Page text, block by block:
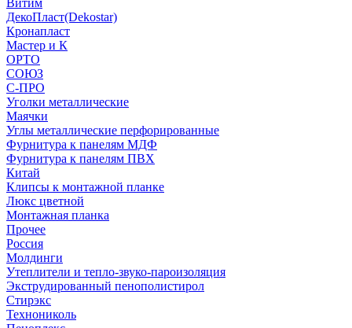
Витим
ДекоПласт(Dekostar)
Кронапласт
Мастер и К
ОРТО
СОЮЗ
С-ПРО
Уголки металлические
Маячки
Углы металлические перфорированные
Фурнитура к панелям МДФ
Фурнитура к панелям ПВХ
Китай
Клипсы к монтажной планке
Люкс цветной
Монтажная планка
Прочее
Россия
Молдинги
Утеплители и тепло-звуко-пароизоляция
Экструдированный пенополистирол
Стирэкс
Технониколь